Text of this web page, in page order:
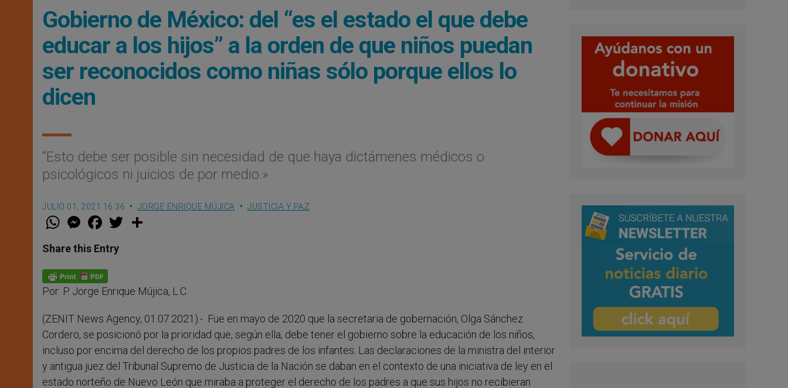
Gobierno de México: del “es el estado el que debe
educar a los hijos” a la orden de que niños puedan
ser reconocidos como niñas sólo porque ellos lo
dicen
“Esto debe ser posible sin necesidad de que haya dictámenes médicos o
psicológicos ni juicios de por medio.»
JULIO 01, 2021 16:36 JORGE ENRIQUE MÚJICA JUSTICIA Y PAZ
W
t
s
p
p
M
e
s
e
g
e
r
F
a
e
b
o
k
w
Share this Entry
Por: P. Jorge Enrique Mújica, L.C.
(ZENIT News Agency, 01.07.2021).- Fue en mayo de 2020 que la secretaria de gobernación, Olga Sánchez
Cordero, se posicionó por la prioridad que, según ella, debe tener el gobierno sobre la educación de los niños,
incluso por encima del derecho de los propios padres de los infantes. Las declaraciones de la ministra del interior
y antigua juez del Tribunal Supremo de Justicia de la Nación se daban en el contexto de una iniciativa de ley en el
estado norteño de Nuevo León que miraba a proteger el derecho de los padres a que sus hijos no recibieran